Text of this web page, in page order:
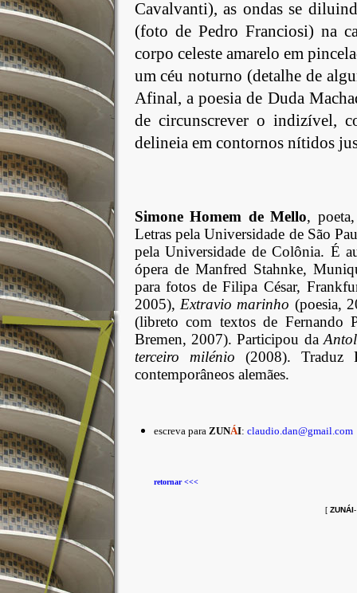
Cavalvanti), as ondas se
(foto de Pedro Franciosi) na
corpo celeste amarelo em
um céu noturno (detalhe de
Afinal, a poesia de Duda
de circunscrever o indizível,
delineia em contornos nítidos
Simone Homem de Mello,
Letras pela Universidade de São
pela Universidade de Colônia. É
ópera de Manfred Stahnke,
para fotos de Filipa César,
2005), Extravio marinho (poesia,
(libreto com textos de Fernando
Bremen, 2007). Participou da
terceiro milénio (2008). Traduz
contemporâneos alemães.
escreva para ZUNÁI: claudio.dan@gmail.com
retornar <<<
[ ZUNÁI